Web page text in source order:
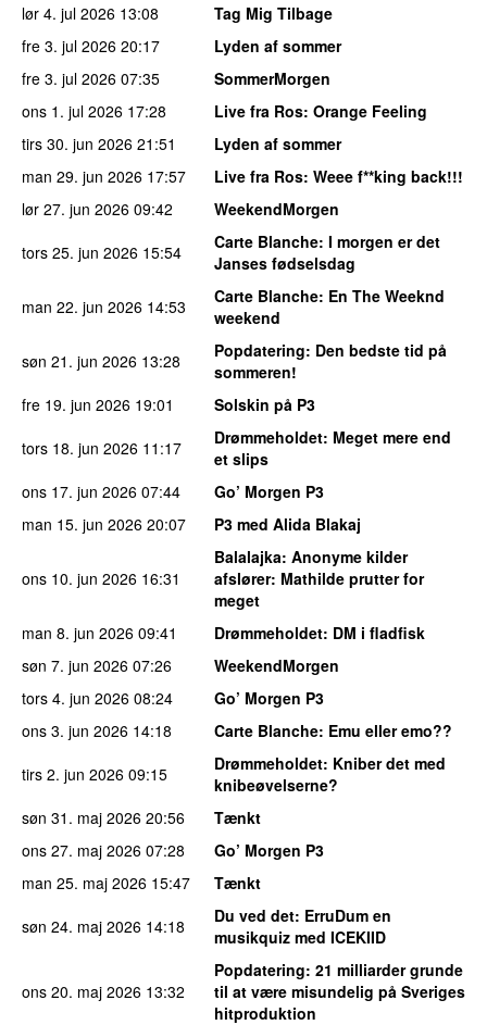
lør 4. jul 2026 13:08
Tag Mig Tilbage
fre 3. jul 2026 20:17
Lyden af sommer
fre 3. jul 2026 07:35
SommerMorgen
ons 1. jul 2026 17:28 Live fra Ros: Orange Feeling
tirs 30. jun 2026 21:51
Lyden af sommer
man 29. jun 2026 17:57 Live fra Ros: Weee f**king back!!!
lør 27. jun 2026 09:42
WeekendMorgen
tors 25. jun 2026 15:54 Carte Blanche: I morgen er det
Janses fødselsdag
man 22. jun 2026 14:53 Carte Blanche: En The Weeknd
weekend
søn 21. jun 2026 13:28 Popdatering: Den bedste tid på
sommeren!
fre 19. jun 2026 19:01
Solskin på P3
tors 18. jun 2026 11:17 Drømmeholdet: Meget mere end
et slips
ons 17. jun 2026 07:44
Go’ Morgen P3
man 15. jun 2026 20:07 P3 med Alida Blakaj
ons 10. jun 2026 16:31
Balalajka: Anonyme kilder
afslører: Mathilde prutter for
meget
man 8. jun 2026 09:41 Drømmeholdet: DM i fladfisk
søn 7. jun 2026 07:26
WeekendMorgen
tors 4. jun 2026 08:24
Go’ Morgen P3
ons 3. jun 2026 14:18 Carte Blanche: Emu eller emo??
tirs 2. jun 2026 09:15 Drømmeholdet: Kniber det med
knibeøvelserne?
søn 31. maj 2026 20:56
Tænkt
ons 27. maj 2026 07:28
Go’ Morgen P3
man 25. maj 2026 15:47
Tænkt
søn 24. maj 2026 14:18 Du ved det: ErruDum en
musikquiz med ICEKIID
ons 20. maj 2026 13:32
Popdatering: 21 milliarder grunde
til at være misundelig på Sveriges
hitproduktion